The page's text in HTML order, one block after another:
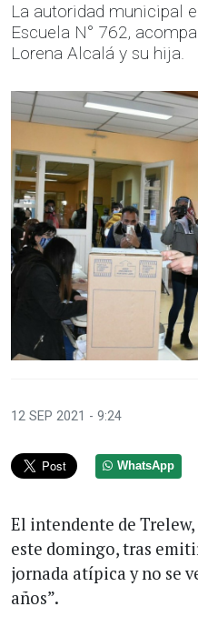
La autoridad municipal
Escuela N° 762,
Lorena Alcalá y su hija.
12 SEP 2021 - 9:24
WhatsApp
El intendente de
este domingo, tras
jornada atípica y no se
años”.